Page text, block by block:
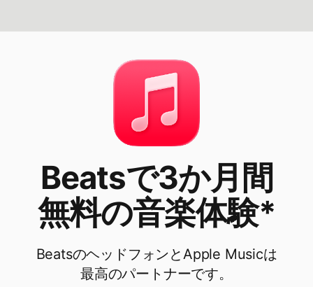
Beatsで​​3か​​月間​
無料の​​音楽体験*
Beatsの​​ヘッドフォンと​​Apple Musicは​​
最高の​​パートナーです。